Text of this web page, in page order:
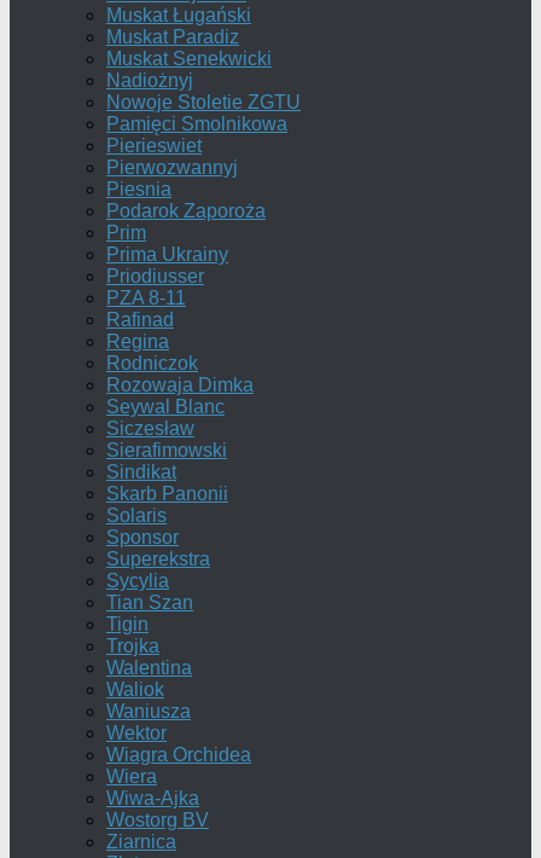
Muskat Ługański
Muskat Paradiz
Muskat Senekwicki
Nadiożnyj
Nowoje Stoletie ZGTU
Pamięci Smolnikowa
Pierieswiet
Pierwozwannyj
Piesnia
Podarok Zaporoża
Prim
Prima Ukrainy
Priodiusser
PZA 8-11
Rafinad
Regina
Rodniczok
Rozowaja Dimka
Seywal Blanc
Siczesław
Sierafimowski
Sindikat
Skarb Panonii
Solaris
Sponsor
Superekstra
Sycylia
Tian Szan
Tigin
Trojka
Walentina
Waliok
Waniusza
Wektor
Wiagra Orchidea
Wiera
Wiwa-Ajka
Wostorg BV
Ziarnica